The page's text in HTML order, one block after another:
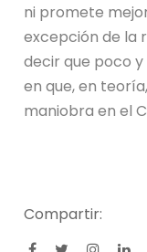
ni promete
excepción de la
decir que poco
en que, en
maniobra en el
Compartir: